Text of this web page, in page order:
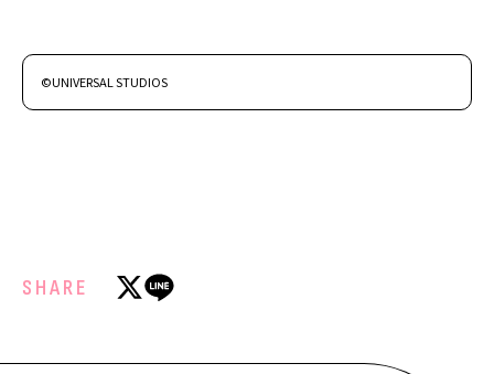
©UNIVERSAL STUDIOS
SHARE